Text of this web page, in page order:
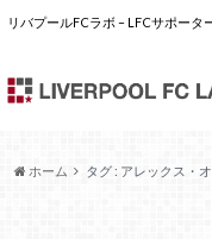
リバプールFCラボ – LFCサポー
ホーム タグ : アレックス・